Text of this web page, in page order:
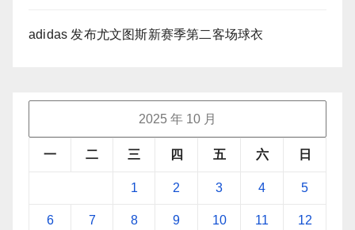
adidas 发布尤文图斯新赛季第二客场球衣
2025 年 10 月
一 二 三 四 五 六 日
1 2 3 4 5
6 7 8 9 10 11 12